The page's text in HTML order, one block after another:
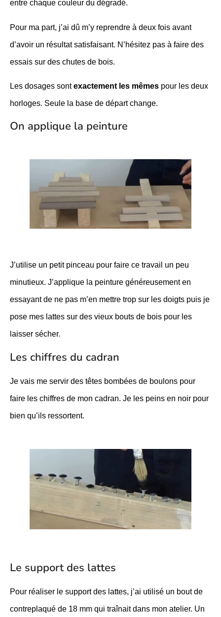
entre chaque couleur du dégradé.
Pour ma part, j’ai dû m’y reprendre à deux fois avant
d’avoir un résultat satisfaisant. N’hésitez pas à faire des
essais sur des chutes de bois.
Les dosages sontexactement les mêmes pour les deux
horloges. Seule la base de départ change.
On applique la peinture
J’utilise un petit pinceau pour faire ce travail un peu
minutieux. J’applique la peinture généreusement en
essayant de ne pas m’en mettre trop sur les doigts puis je
pose mes lattes sur des vieux bouts de bois pour les
laisser sécher.
Les chiffres du cadran
Je vais me servir des têtes bombées de boulons pour
faire les chiffres de mon cadran. Je les peins en noir pour
bien qu’ils ressortent.
Le support des lattes
Pour réaliser le support des lattes, j’ai utilisé un bout de
contreplaqué de 18 mm qui traînait dans mon atelier. Un